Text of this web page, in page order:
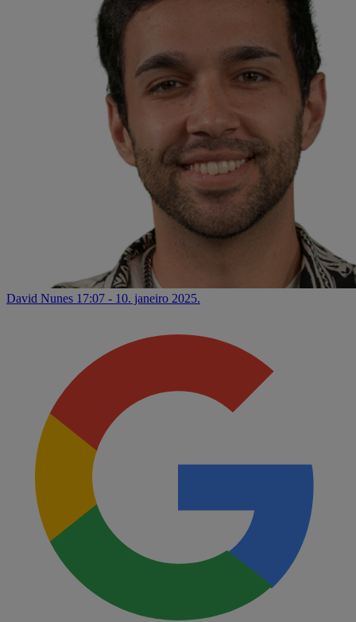
David Nunes 17:07 - 10. janeiro 2025.